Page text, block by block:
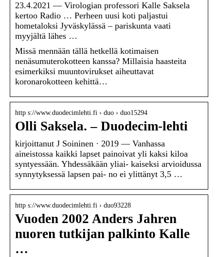
23.4.2021 — Virologian professori Kalle Saksela
kertoo Radio … Perheen uusi koti paljastui
hometaloksi Jyväskylässä – pariskunta vaati
myyjältä lähes …
Missä mennään tällä hetkellä kotimaisen
nenäsumuterokotteen kanssa? Millaisia haasteita
esimerkiksi muuntovirukset aiheuttavat
koronarokotteen kehittä…
http s://www.duodecimlehti.fi › duo › duo15294
Olli Saksela. – Duodecim-lehti
kirjoittanut J Soininen · 2019 — Vanhassa
aineistossa kaikki lapset painoivat yli kaksi kiloa
syntyessään. Yhdessäkään yliai- kaiseksi arvioidussa
synnytyksessä lapsen pai- no ei ylittänyt 3,5 …
http s://www.duodecimlehti.fi › duo93228
Vuoden 2002 Anders Jahren
nuoren tutkijan palkinto Kalle
…